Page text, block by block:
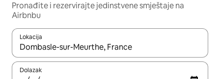
Pronađite i rezervirajte jedinstvene smještaje na
Airbnbu
Lokacija
Kada budu dostupni rezultati, moći ćete ih pregledati
Dolazak